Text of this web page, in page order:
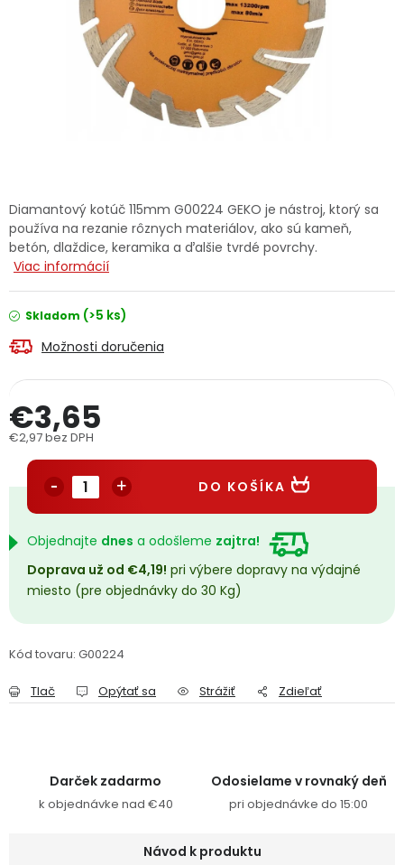
Ochranné pracovné pomôcky
Doprava a platba
Reklamačný formulár Odstúpenie v lehote 14 dní
Podmienky ochrany osobných údajov
+
Diamantový kotúč 115mm G00224 GEKO je nástroj, ktorý sa
používa na rezanie rôznych materiálov, ako sú kameň,
betón, dlaždice, keramika a ďalšie tvrdé povrchy.
Viac informácií
Skladom (>5 ks)
Možnosti doručenia
€3,65
€2,97 bez DPH
DO KOŠÍKA
Objednajte dnes a odošleme zajtra!
Doprava už od €4,19! pri výbere dopravy na výdajné
miesto (pre objednávky do 30 Kg)
Kód tovaru: G00224
Tlač Opýtať sa Strážiť Zdieľať
Darček zadarmo
k objednávke nad €40
Odosielame v rovnaký deň
pri objednávke do 15:00
Návod k produktu